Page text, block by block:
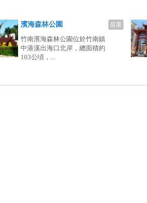
苗栗
濱海森林公園
竹南濱海森林公園位於竹南鎮
中港溪出海口北岸，總面積約
103公頃，...